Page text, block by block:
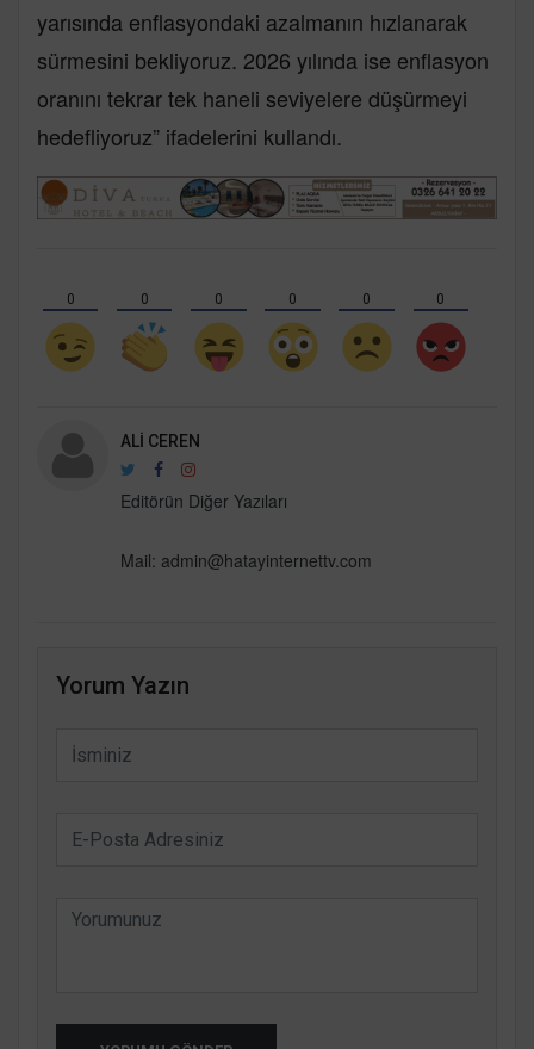
yarısında enflasyondaki azalmanın hızlanarak
sürmesini bekliyoruz. 2026 yılında ise enflasyon
oranını tekrar tek haneli seviyelere düşürmeyi
hedefliyoruz” ifadelerini kullandı.
0 0 0 0 0 0
ALI CEREN
Editörün Diğer Yazıları
Mail: admin@hatayinternettv.com
Yorum Yazın